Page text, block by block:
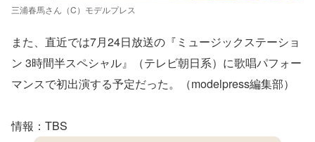
三浦春馬さん（C）モデルプレス
また、直近では7月24日放送の『ミュージックステーショ
ン 3時間半スペシャル』（テレビ朝日系）に歌唱パフォー
マンスで初出演する予定だった。（modelpress編集部）
情報：TBS